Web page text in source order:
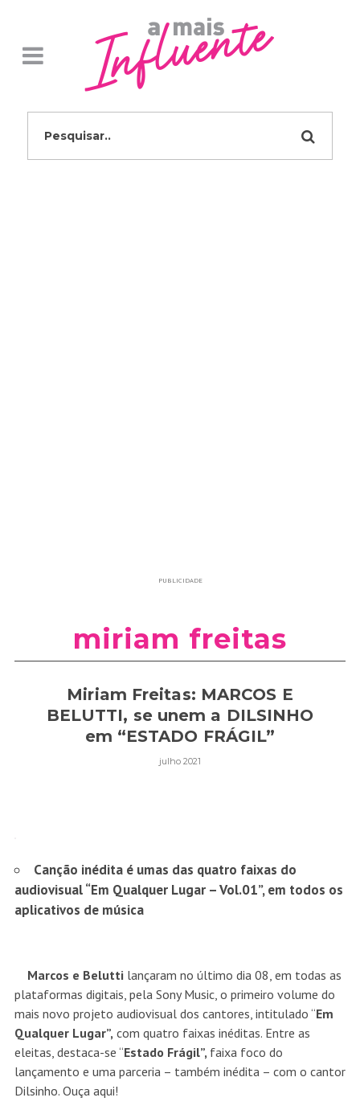
PUBLICIDADE
miriam freitas
Miriam Freitas: MARCOS E
BELUTTI, se unem a DILSINHO
em “ESTADO FRÁGIL”
julho 2021
Canção inédita é umas das quatro faixas do
audiovisual “Em Qualquer Lugar – Vol.01”, em todos os
aplicativos de música
Marcos e Beluttilançaram no último dia 08, em todas as
plataformas digitais, pela Sony Music, o primeiro volume do
mais novo projeto audiovisual dos cantores, intitulado “Em
Qualquer Lugar”, com quatro faixas inéditas. Entre as
eleitas, destaca-se “Estado Frágil”, faixa foco do
lançamento e uma parceria – também inédita – com o cantor
Dilsinho. Ouça aqui!